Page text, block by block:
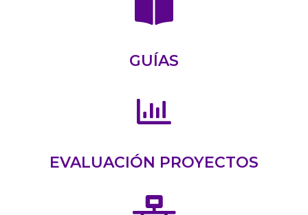
GUÍAS
EVALUACIÓN PROYECTOS